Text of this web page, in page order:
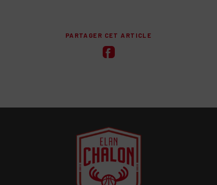
PARTAGER CET ARTICLE